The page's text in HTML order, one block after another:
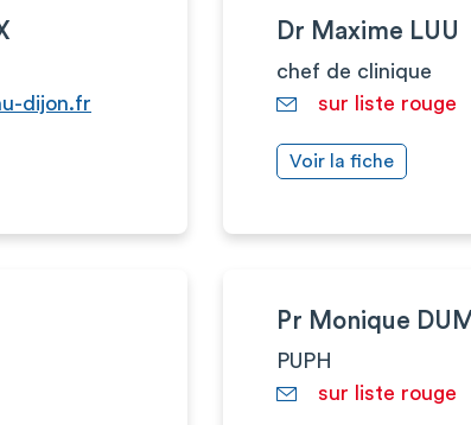
dijon.fr
Dr Maxime LUU
chef de clinique
sur liste rouge
Voir la fiche
Pr Monique
PUPH
sur liste rouge